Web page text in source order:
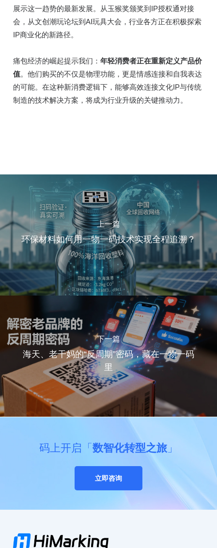
展示这一趋势的最新发展。从玉猴奖颁奖到IP授权通对接
会，从文创潮玩论坛到AI玩具大会，行业各方正在积极探索
IP商业化的新路径。
痛包经济的崛起提示我们： 年轻消费者正在重新定义产品价
值。他们购买的不仅是物理功能，更是情感连接和自我表达
的可能。在这种新消费逻辑下，能够高效连接文化IP与传统
制造的技术解决方案，将成为行业升级的关键推动力。
上一篇
环保材料如何用一物一码技术实现全程追溯？
下一篇
海天、老干妈的“反周期”密码，藏在一物一码
里
码上开启「 数智化转型之旅」
立即咨询